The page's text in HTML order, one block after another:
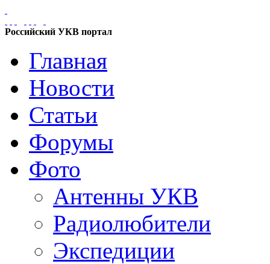
Российский УКВ портал
Главная
Новости
Статьи
Форумы
Фото
Антенны УКВ
Радиолюбители
Экспедиции